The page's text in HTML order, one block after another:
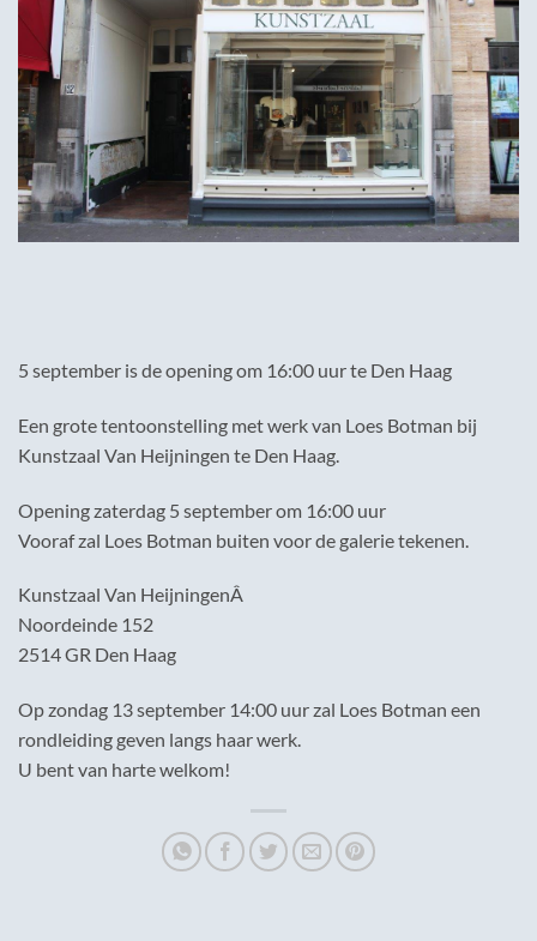
5 september is de opening om 16:00 uur te Den Haag
Een grote tentoonstelling met werk van Loes Botman bij
Kunstzaal Van Heijningen te Den Haag.
Opening zaterdag 5 september om 16:00 uur
Vooraf zal Loes Botman buiten voor de galerie tekenen.
Kunstzaal Van HeijningenÂ
Noordeinde 152
2514 GR Den Haag
Op zondag 13 september 14:00 uur zal Loes Botman een
rondleiding geven langs haar werk.
U bent van harte welkom!